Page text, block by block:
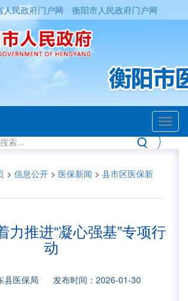
人民政府门户网 衡阳市人民政府门户网
> 信息公开 > 医保新闻 > 县市区医保新
力推进“凝心强基”专项行
动
县医保局 发布时间：2026-01-30